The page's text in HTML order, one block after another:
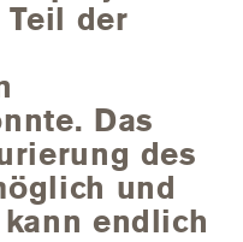
der
Das
des
und
endlich